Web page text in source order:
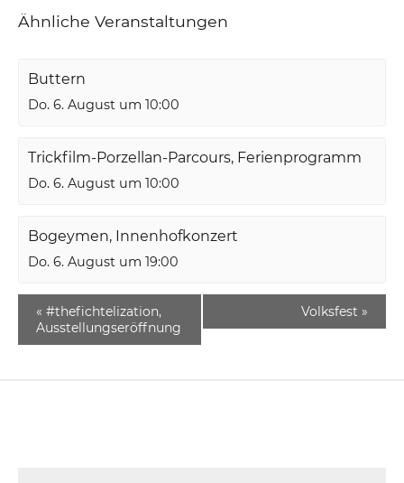
Ähnliche Veranstaltungen
Buttern
Do. 6. August um 10:00
Trickfilm-Porzellan-Parcours, Ferienprogramm
Do. 6. August um 10:00
Bogeymen, Innenhofkonzert
Do. 6. August um 19:00
« #thefichtelization,
Ausstellungseröffnung
Volksfest »